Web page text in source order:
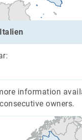
information
owners.